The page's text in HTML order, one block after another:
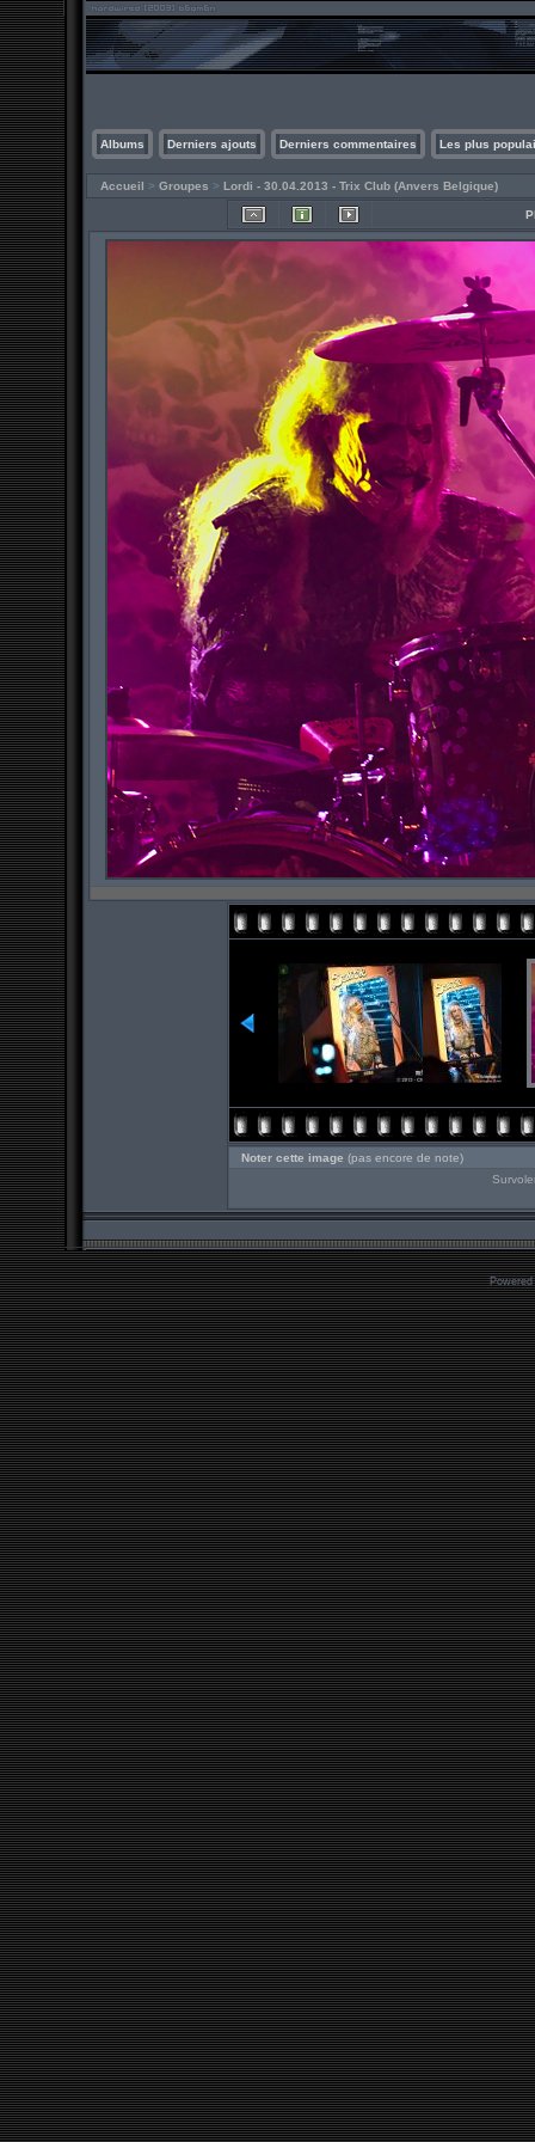
Albums Derniers ajouts Derniers commentaires Les plus
Accueil > Groupes > Lordi - 30.04.2013 - Trix Club (Anvers Belgique)
Noter cette image (pas encore de note)